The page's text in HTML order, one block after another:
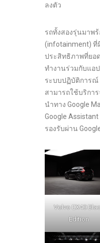
ลงตัว
รถทั้งสองรุ่นมาพ
(infotainment)
ประสิทธิภาพที่ยอ
ทำงานร่วมกับแอ
ระบบปฏิบัติการณ์
สามารถใช้บริการ
นำทาง Google
Google
รองรับผ่าน
Volvo EX40
Edition